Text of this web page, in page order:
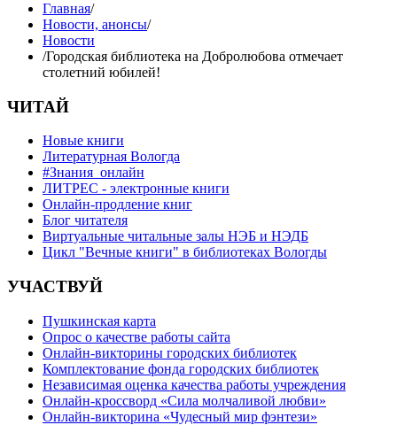
Главная/
Новости, анонсы/
Новости
/Городская библиотека на Добролюбова отмечает
столетний юбилей!
ЧИТАЙ
Новые книги
Литературная Вологда
#Знания_онлайн
ЛИТРЕС - электронные книги
Онлайн-продление книг
Блог читателя
Виртуальные читальные залы НЭБ и НЭДБ
Цикл "Вечные книги" в библиотеках Вологды
УЧАСТВУЙ
Пушкинская карта
Опрос о качестве работы сайта
Онлайн-викторины городских библиотек
Комплектование фонда городских библиотек
Независимая оценка качества работы учреждения
Онлайн-кроссворд «Сила молчаливой любви»
Онлайн-викторина «Чудесный мир фэнтези»